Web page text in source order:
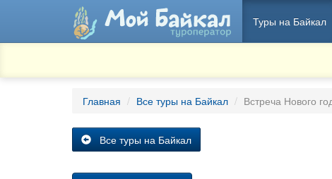
Туры на Байкал
Главная Все туры на Байкал Встреча Нового
Все туры на Байкал